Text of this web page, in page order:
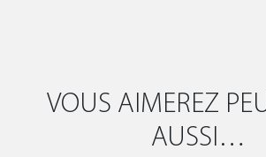
VOUS AIMEREZ
AUSSI…